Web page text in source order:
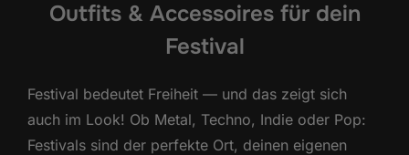
Outfits & Accessoires für dein
Festival
Festival bedeutet Freiheit — und das zeigt sich
auch im Look! Ob Metal, Techno, Indie oder Pop:
Festivals sind der perfekte Ort, deinen eigenen